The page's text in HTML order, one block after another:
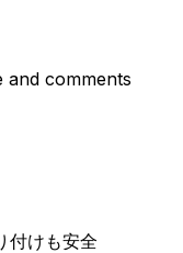
and comments
付けも安全